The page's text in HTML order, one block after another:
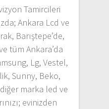
Tamircileri
Ankara Lcd ve
Barıştepe’de,
tüm Ankara’da
Lg, Vestel,
Sunny, Beko,
marka led ve
evinizden